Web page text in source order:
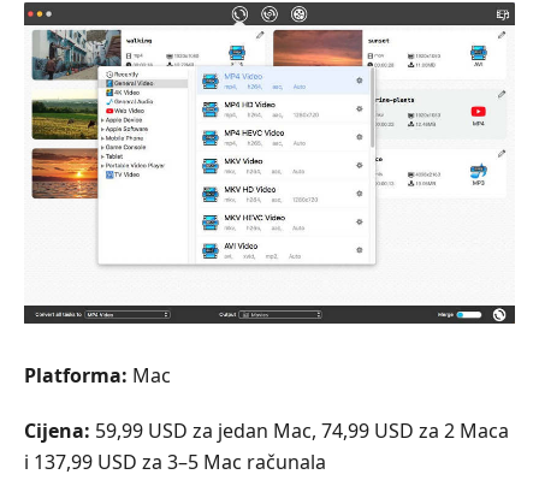
Platforma: Mac
Cijena: 59,99 USD za jedan Mac, 74,99 USD za 2 Maca
i 137,99 USD za 3–5 Mac računala